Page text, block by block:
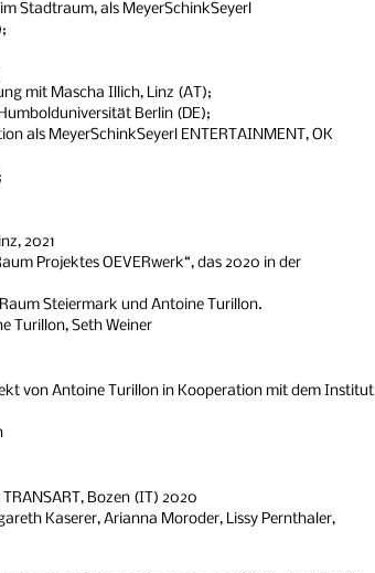
Stadtraum, als MeyerSchinkSeyerl
mit Mascha Illich, Linz (AT);
Berlin (DE);
als MeyerSchinkSeyerl ENTERTAINMENT, OK
2021
Projektes OEVERwerk“, das 2020 in der
Steiermark und Antoine Turillon.
Turillon, Seth Weiner
von Antoine Turillon in Kooperation mit dem Institut
Bozen (IT) 2020
Kaserer, Arianna Moroder, Lissy Pernthaler,